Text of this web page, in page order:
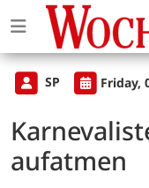
SP Friday,
aufatmen